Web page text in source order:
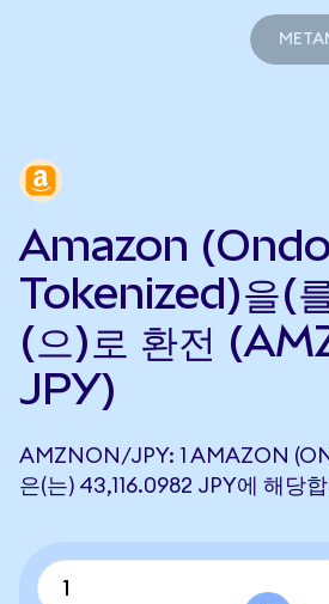
Amazon (Ondo
Tokenized)을(
(으)로 환전
JPY)
AMZNON/JPY: 1 AMAZON
은(는) 43,116.0982 JPY에 해당